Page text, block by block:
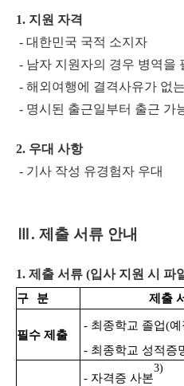
1. 지원 자격
- 대한민국 국적 소지자
- 남자 지원자의 경우 병역을
- 해외여행에 결격사유가 없
- 명시된 출근일부터 출근 가
2. 우대 사항
- 기사 작성 유경험자 우대
. 제출 서류 안내
1. 제출 서류 (입사 지원 시 파
구 분 제출
필수 제출
- 최종학교 졸업(예
- 최종학교 성적증
- 자격증 사본
3)